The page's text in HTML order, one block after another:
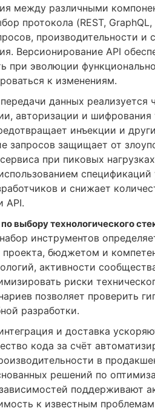
между различными
протокола (REST,
производительности и
Версионирование API
при эволюции
к изменениям.
данных реализуется
авторизации и
инъекции и
запросов защищает от
при пиковых
и снижает
API.
выбору технологического
инструментов
проекта, бюджетом и
активности
риски
позволяет проверить
разработки.
и доставка
кода за счёт
в
решений по
поддерживают
к известным проблемам